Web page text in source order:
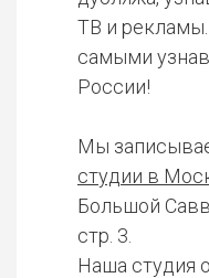
ТВ и
самыми
России!
Мы
студии в
Большой
стр. 3.
Наша студия